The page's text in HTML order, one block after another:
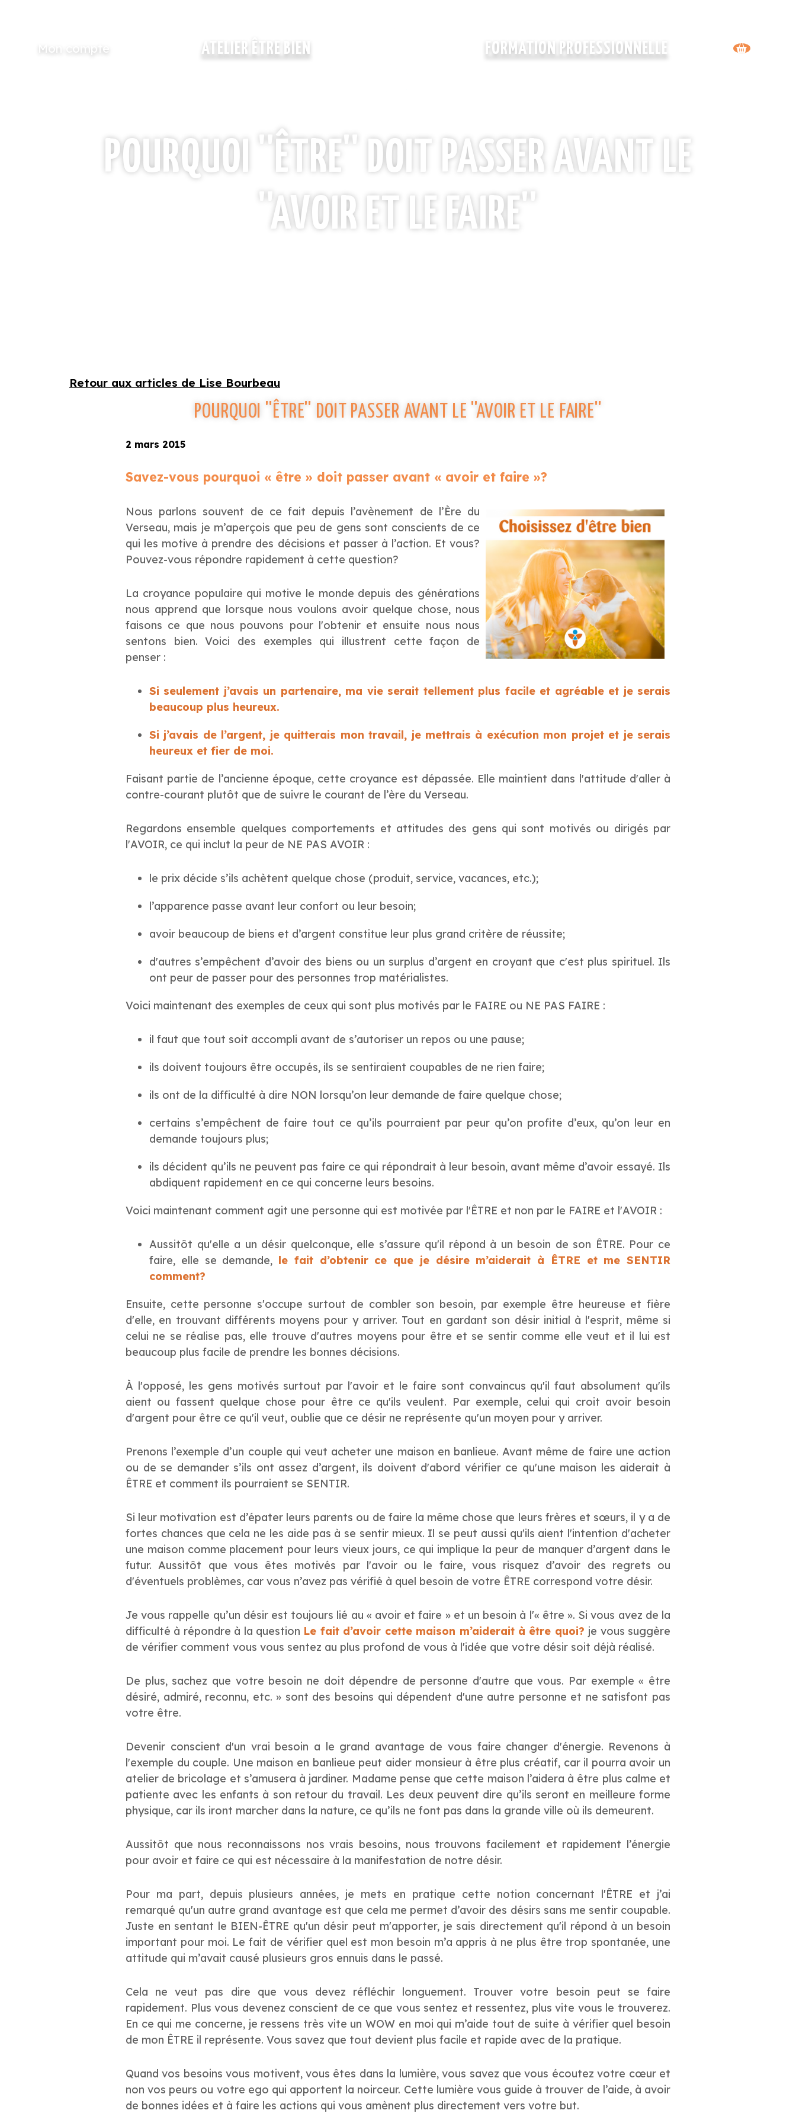
Mon compte ATELIER ÊTRE BIEN FORMATION PROFESSIONNELLE
POURQUOI ''ÊTRE'' DOIT PASSER AVANT LE
''AVOIR ET LE FAIRE''
Retour aux articles de Lise Bourbeau
POURQUOI ''ÊTRE'' DOIT PASSER AVANT LE ''AVOIR ET LE FAIRE''
2 mars 2015
Savez-vous pourquoi « être » doit passer avant « avoir et faire »?
Nous parlons souvent de ce fait depuis l’avènement de l’Ère du
Verseau, mais je m’aperçois que peu de gens sont conscients de ce
qui les motive à prendre des décisions et passer à l’action. Et vous?
Pouvez-vous répondre rapidement à cette question?
La croyance populaire qui motive le monde depuis des générations
nous apprend que lorsque nous voulons avoir quelque chose, nous
faisons ce que nous pouvons pour l'obtenir et ensuite nous nous
sentons bien. Voici des exemples qui illustrent cette façon de
penser :
Si seulement j’avais un partenaire, ma vie serait tellement plus facile et agréable et je serais
beaucoup plus heureux.
Si j’avais de l’argent, je quitterais mon travail, je mettrais à exécution mon projet et je serais
heureux et fier de moi.
Faisant partie de l’ancienne époque, cette croyance est dépassée. Elle maintient dans l'attitude d'aller à
contre-courant plutôt que de suivre le courant de l’ère du Verseau.
Regardons ensemble quelques comportements et attitudes des gens qui sont motivés ou dirigés par
l'AVOIR, ce qui inclut la peur de NE PAS AVOIR :
le prix décide s’ils achètent quelque chose (produit, service, vacances, etc.);
l’apparence passe avant leur confort ou leur besoin;
avoir beaucoup de biens et d’argent constitue leur plus grand critère de réussite;
d'autres s’empêchent d’avoir des biens ou un surplus d’argent en croyant que c'est plus spirituel. Ils
ont peur de passer pour des personnes trop matérialistes.
Voici maintenant des exemples de ceux qui sont plus motivés par le FAIRE ou NE PAS FAIRE :
il faut que tout soit accompli avant de s’autoriser un repos ou une pause;
ils doivent toujours être occupés, ils se sentiraient coupables de ne rien faire;
ils ont de la difficulté à dire NON lorsqu’on leur demande de faire quelque chose;
certains s’empêchent de faire tout ce qu’ils pourraient par peur qu’on profite d’eux, qu’on leur en
demande toujours plus;
ils décident qu’ils ne peuvent pas faire ce qui répondrait à leur besoin, avant même d’avoir essayé. Ils
abdiquent rapidement en ce qui concerne leurs besoins.
Voici maintenant comment agit une personne qui est motivée par l'ÊTRE et non par le FAIRE et l'AVOIR :
Aussitôt qu'elle a un désir quelconque, elle s’assure qu'il répond à un besoin de son ÊTRE. Pour ce
faire, elle se demande, le fait d’obtenir ce que je désire m’aiderait à ÊTRE et me SENTIR
comment?
Ensuite, cette personne s'occupe surtout de combler son besoin, par exemple être heureuse et fière
d'elle, en trouvant différents moyens pour y arriver. Tout en gardant son désir initial à l'esprit, même si
celui ne se réalise pas, elle trouve d'autres moyens pour être et se sentir comme elle veut et il lui est
beaucoup plus facile de prendre les bonnes décisions.
À l'opposé, les gens motivés surtout par l'avoir et le faire sont convaincus qu'il faut absolument qu'ils
aient ou fassent quelque chose pour être ce qu'ils veulent. Par exemple, celui qui croit avoir besoin
d'argent pour être ce qu'il veut, oublie que ce désir ne représente qu'un moyen pour y arriver.
Prenons l’exemple d’un couple qui veut acheter une maison en banlieue. Avant même de faire une action
ou de se demander s’ils ont assez d’argent, ils doivent d'abord vérifier ce qu'une maison les aiderait à
ÊTRE et comment ils pourraient se SENTIR.
Si leur motivation est d’épater leurs parents ou de faire la même chose que leurs frères et sœurs, il y a de
fortes chances que cela ne les aide pas à se sentir mieux. Il se peut aussi qu'ils aient l'intention d'acheter
une maison comme placement pour leurs vieux jours, ce qui implique la peur de manquer d’argent dans le
futur. Aussitôt que vous êtes motivés par l'avoir ou le faire, vous risquez d’avoir des regrets ou
d'éventuels problèmes, car vous n’avez pas vérifié à quel besoin de votre ÊTRE correspond votre désir.
Je vous rappelle qu’un désir est toujours lié au « avoir et faire » et un besoin à l'« être ». Si vous avez de la
difficulté à répondre à la question Le fait d’avoir cette maison m’aiderait à être quoi? je vous suggère
de vérifier comment vous vous sentez au plus profond de vous à l'idée que votre désir soit déjà réalisé.
De plus, sachez que votre besoin ne doit dépendre de personne d'autre que vous. Par exemple « être
désiré, admiré, reconnu, etc. » sont des besoins qui dépendent d'une autre personne et ne satisfont pas
votre être.
Devenir conscient d'un vrai besoin a le grand avantage de vous faire changer d'énergie. Revenons à
l'exemple du couple. Une maison en banlieue peut aider monsieur à être plus créatif, car il pourra avoir un
atelier de bricolage et s’amusera à jardiner. Madame pense que cette maison l’aidera à être plus calme et
patiente avec les enfants à son retour du travail. Les deux peuvent dire qu’ils seront en meilleure forme
physique, car ils iront marcher dans la nature, ce qu’ils ne font pas dans la grande ville où ils demeurent.
Aussitôt que nous reconnaissons nos vrais besoins, nous trouvons facilement et rapidement l’énergie
pour avoir et faire ce qui est nécessaire à la manifestation de notre désir.
Pour ma part, depuis plusieurs années, je mets en pratique cette notion concernant l'ÊTRE et j’ai
remarqué qu'un autre grand avantage est que cela me permet d’avoir des désirs sans me sentir coupable.
Juste en sentant le BIEN-ÊTRE qu'un désir peut m'apporter, je sais directement qu'il répond à un besoin
important pour moi. Le fait de vérifier quel est mon besoin m’a appris à ne plus être trop spontanée, une
attitude qui m’avait causé plusieurs gros ennuis dans le passé.
Cela ne veut pas dire que vous devez réfléchir longuement. Trouver votre besoin peut se faire
rapidement. Plus vous devenez conscient de ce que vous sentez et ressentez, plus vite vous le trouverez.
En ce qui me concerne, je ressens très vite un WOW en moi qui m’aide tout de suite à vérifier quel besoin
de mon ÊTRE il représente. Vous savez que tout devient plus facile et rapide avec de la pratique.
Quand vos besoins vous motivent, vous êtes dans la lumière, vous savez que vous écoutez votre cœur et
non vos peurs ou votre ego qui apportent la noirceur. Cette lumière vous guide à trouver de l’aide, à avoir
de bonnes idées et à faire les actions qui vous amènent plus directement vers votre but.